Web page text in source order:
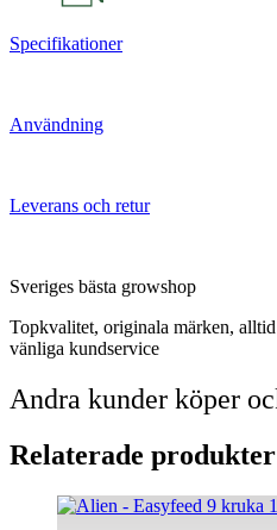
Specifikationer
Användning
Leverans och retur
Sveriges bästa growshop
Topkvalitet, originala märken,
vänliga kundservice
Andra kunder köper
Relaterade produkter